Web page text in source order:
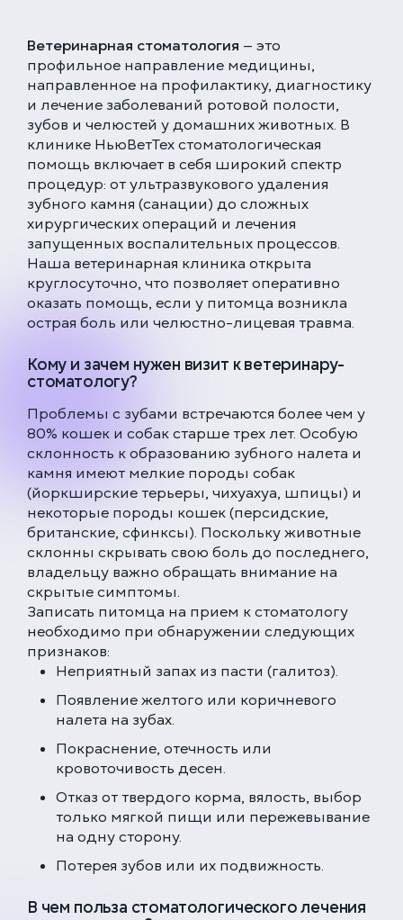
Ветеринарная стоматология — это
профильное направление медицины,
направленное на профилактику, диагностику
и лечение заболеваний ротовой полости,
зубов и челюстей у домашних животных. В
клинике НьюВетТех стоматологическая
помощь включает в себя широкий спектр
процедур: от ультразвукового удаления
зубного камня (санации) до сложных
хирургических операций и лечения
запущенных воспалительных процессов.
Наша ветеринарная клиника открыта
круглосуточно, что позволяет оперативно
оказать помощь, если у питомца возникла
острая боль или челюстно-лицевая травма.
Кому и зачем нужен визит к ветеринару-
стоматологу?
Проблемы с зубами встречаются более чем у
80% кошек и собак старше трех лет. Особую
склонность к образованию зубного налета и
камня имеют мелкие породы собак
(йоркширские терьеры, чихуахуа, шпицы) и
некоторые породы кошек (персидские,
британские, сфинксы). Поскольку животные
склонны скрывать свою боль до последнего,
владельцу важно обращать внимание на
скрытые симптомы.
Записать питомца на прием к стоматологу
необходимо при обнаружении следующих
признаков:
Неприятный запах из пасти (галитоз).
Появление желтого или коричневого
налета на зубах.
Покраснение, отечность или
кровоточивость десен.
Отказ от твердого корма, вялость, выбор
только мягкой пищи или пережевывание
на одну сторону.
Потерея зубов или их подвижность.
В чем польза стоматологического лечения